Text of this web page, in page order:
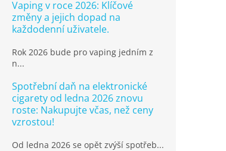
Vaping v roce 2026: Klíčové
změny a jejich dopad na
každodenní uživatele.
Rok 2026 bude pro vaping jedním z
n...
Spotřební daň na elektronické
cigarety od ledna 2026 znovu
roste: Nakupujte včas, než ceny
vzrostou!
Od ledna 2026 se opět zvýší spotřeb...